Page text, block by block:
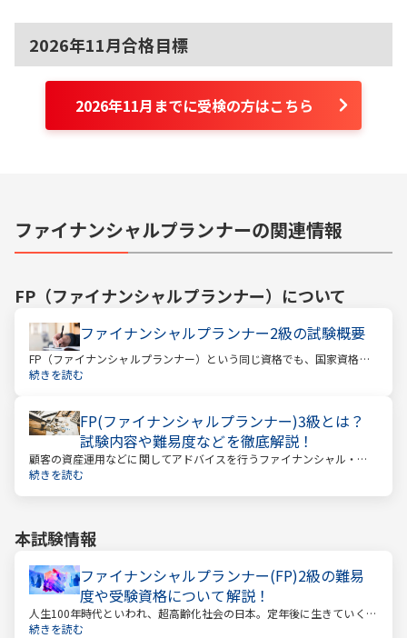
2026年11月合格目標
2026年11月までに受検の方はこちら
ファイナンシャルプランナーの関連情報
FP（ファイナンシャルプランナー） について
ファイナンシャルプランナー2級の試験概要
FP（ファイナンシャルプランナー）という同じ資格でも、国家資格と
民間資格の2種類にわかれています。
続きを読む
FP(ファイナンシャルプランナー)3級とは？
試験内容や難易度などを徹底解説！
顧客の資産運用などに関してアドバイスを行うファイナンシャル・プ
ランナー。このファイナンシャル・プランナーとして働くときに、大
続きを読む
本試験情報
ファイナンシャルプランナー(FP)2級の難易
度や受験資格について解説！
人生100年時代といわれ、超高齢化社会の日本。定年後に生きていく時
間も当然長くなっています。今どんな年齢の人でも、安心して暮らし
続きを読む